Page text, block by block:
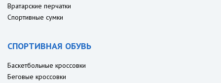
Вратарские перчатки
Спортивные сумки
СПОРТИВНАЯ ОБУВЬ
Баскетбольные кроссовки
Беговые кроссовки